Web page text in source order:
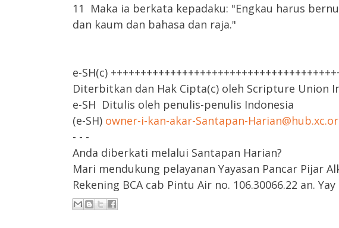
11 Maka ia berkata kepadaku: "Engkau harus
dan kaum dan bahasa dan raja."
e-SH(c)
Diterbitkan dan Hak Cipta(c) oleh Scripture Union
e-SH Ditulis oleh penulis-penulis Indonesia
(e-SH) owner-i-kan-akar-Santapan-
- - -
Anda diberkati melalui Santapan Harian?
Mari mendukung pelayanan Yayasan Pancar Pijar
Rekening BCA cab Pintu Air no. 106.30066.22 an.